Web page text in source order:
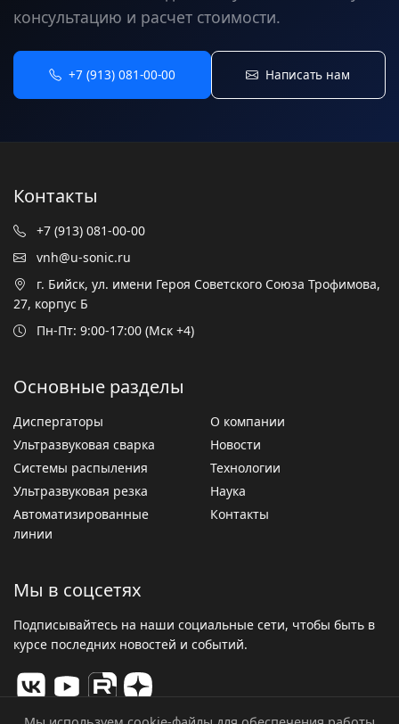
консультацию и расчет стоимости.
+7 (913) 081-00-00 Написать нам
Контакты
+7 (913) 081-00-00
vnh@u-sonic.ru
г. Бийск, ул. имени Героя Советского Союза Трофимова,
27, корпус Б
Пн-Пт: 9:00-17:00 (Мск +4)
Основные разделы
Диспергаторы
Ультразвуковая сварка
Системы распыления
Ультразвуковая резка
Автоматизированные
линии
О компании
Новости
Технологии
Наука
Контакты
Мы в соцсетях
Подписывайтесь на наши социальные сети, чтобы быть в
курсе последних новостей и событий.